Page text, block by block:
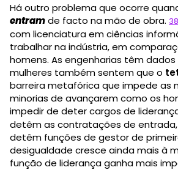
Há outro problema que ocorre
entramde facto na mão de obra.
com licenciatura em ciências
trabalhar na indústria, em
homens. As engenharias têm
mulheres também sentem que o
barreira metafórica que impede as
minorias de avançarem como os
impedir de deter cargos de
detêm as contratações de entrada,
detêm funções de gestor de
desigualdade cresce ainda mais à
função de liderança ganha mais